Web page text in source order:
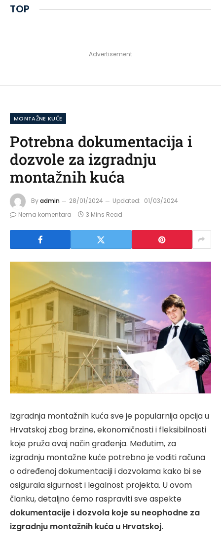
TOP
Advertisement
MONTAŽNE KUĆE
Potrebna dokumentacija i
dozvole za izgradnju
montažnih kuća
Byadmin 28/01/2024 Updated: 01/03/2024
Nema komentara
3 Mins Read
Izgradnja montažnih kuća sve je popularnija opcija u
Hrvatskoj zbog brzine, ekonomičnosti i fleksibilnosti
koje pruža ovaj način građenja. Međutim, za
izgradnju montažne kuće potrebno je voditi računa
o određenoj dokumentaciji i dozvolama kako bi se
osigurala sigurnost i legalnost projekta. U ovom
članku, detaljno ćemo raspraviti sve aspekte
dokumentacije i dozvola koje su neophodne za
izgradnju montažnih kuća u Hrvatskoj.